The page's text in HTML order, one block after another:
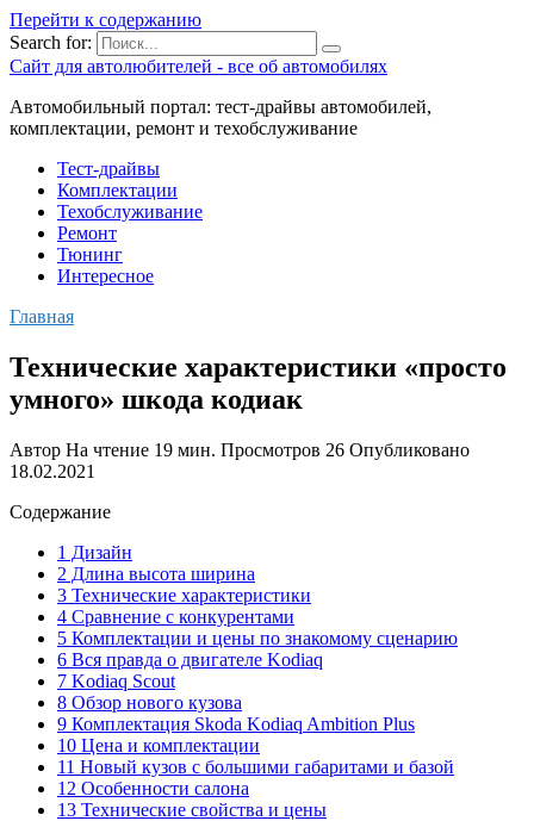
Перейти к содержанию
Search for:
Сайт для автолюбителей - все об автомобилях
Автомобильный портал: тест-драйвы автомобилей,
комплектации, ремонт и техобслуживание
Тест-драйвы
Комплектации
Техобслуживание
Ремонт
Тюнинг
Интересное
Главная
Технические характеристики «просто
умного» шкода кодиак
Автор На чтение 19 мин. Просмотров 26 Опубликовано
18.02.2021
Содержание
1 Дизайн
2 Длина высота ширина
3 Технические характеристики
4 Сравнение с конкурентами
5 Комплектации и цены по знакомому сценарию
6 Вся правда о двигателе Kodiaq
7 Kodiaq Scout
8 Обзор нового кузова
9 Комплектация Skoda Kodiaq Ambition Plus
10 Цена и комплектации
11 Новый кузов с большими габаритами и базой
12 Особенности салона
13 Технические свойства и цены